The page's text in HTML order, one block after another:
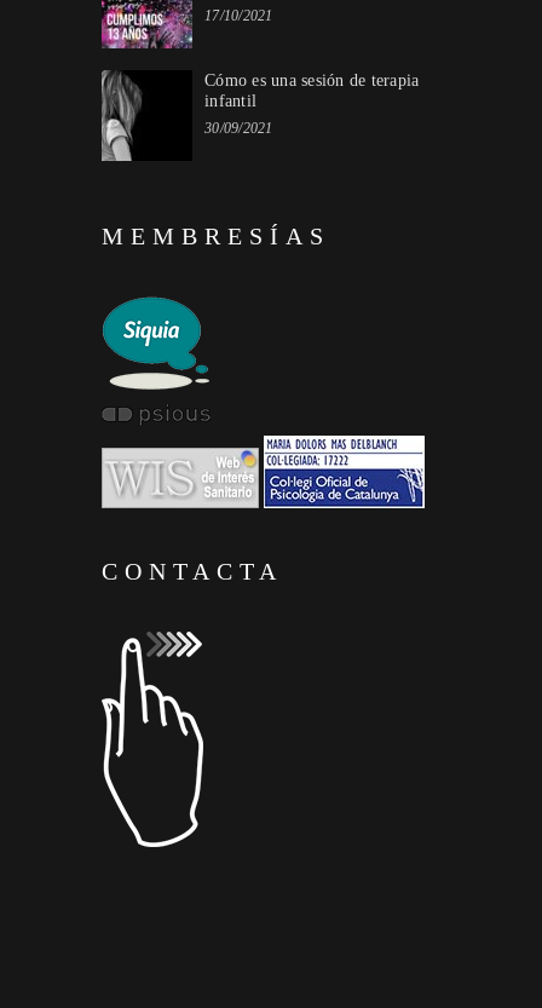
17/10/2021
Cómo es una sesión de terapia
infantil
30/09/2021
MEMBRESÍAS
CONTACTA